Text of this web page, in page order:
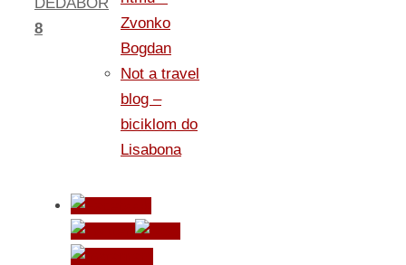
8
Zvonko
Bogdan
Not a travel
blog –
biciklom do
Lisabona